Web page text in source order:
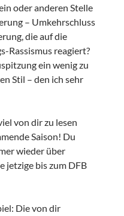
oder anderen Stelle
– Umkehrschluss
die auf die
Rassismus reagiert?
ein wenig zu
Stil – den ich sehr
von dir zu lesen
Saison! Du
wieder über
jetzige bis zum DFB
Die von dir